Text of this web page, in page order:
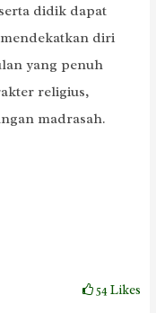
didik dapat
diri
yang penuh
religius,
madrasah.
54Likes